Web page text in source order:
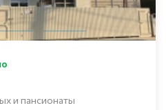
и пансионаты